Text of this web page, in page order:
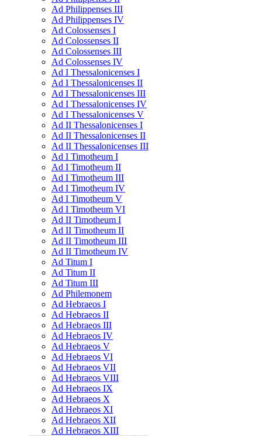
Ad Philippenses III
Ad Philippenses IV
Ad Colossenses I
Ad Colossenses II
Ad Colossenses III
Ad Colossenses IV
Ad I Thessalonicenses I
Ad I Thessalonicenses II
Ad I Thessalonicenses III
Ad I Thessalonicenses IV
Ad I Thessalonicenses V
Ad II Thessalonicenses I
Ad II Thessalonicenses II
Ad II Thessalonicenses III
Ad I Timotheum I
Ad I Timotheum II
Ad I Timotheum III
Ad I Timotheum IV
Ad I Timotheum V
Ad I Timotheum VI
Ad II Timotheum I
Ad II Timotheum II
Ad II Timotheum III
Ad II Timotheum IV
Ad Titum I
Ad Titum II
Ad Titum III
Ad Philemonem
Ad Hebraeos I
Ad Hebraeos II
Ad Hebraeos III
Ad Hebraeos IV
Ad Hebraeos V
Ad Hebraeos VI
Ad Hebraeos VII
Ad Hebraeos VIII
Ad Hebraeos IX
Ad Hebraeos X
Ad Hebraeos XI
Ad Hebraeos XII
Ad Hebraeos XIII